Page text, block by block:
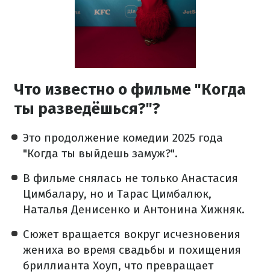
Что известно о фильме "Когда
ты разведёшься?"?
Это продолжение комедии 2025 года
"Когда ты выйдешь замуж?".
В фильме снялась не только Анастасия
Цимбалару, но и Тарас Цимбалюк,
Наталья Денисенко и Антонина Хижняк.
Сюжет вращается вокруг исчезновения
жениха во время свадьбы и похищения
бриллианта Хоуп, что превращает